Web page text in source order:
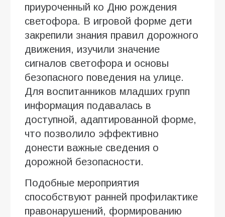
приуроченный ко Дню рождения
светофора. В игровой форме дети
закрепили знания правил дорожного
движения, изучили значение
сигналов светофора и основы
безопасного поведения на улице.
Для воспитанников младших групп
информация подавалась в
доступной, адаптированной форме,
что позволило эффективно
донести важные сведения о
дорожной безопасности.
Подобные мероприятия
способствуют ранней профилактике
правонарушений, формированию